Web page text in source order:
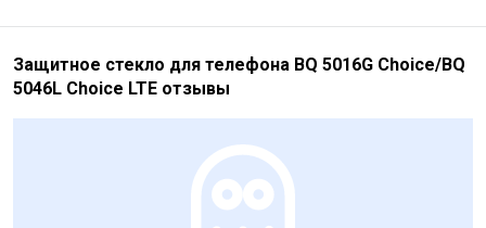
Защитное стекло для телефона BQ 5016G Choice/BQ
5046L Choice LTE отзывы